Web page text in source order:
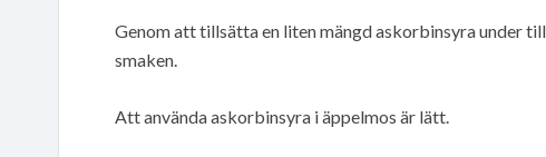
Genom att tillsätta en liten mängd askorbinsyra under
smaken.
Att använda askorbinsyra i äppelmos är lätt.